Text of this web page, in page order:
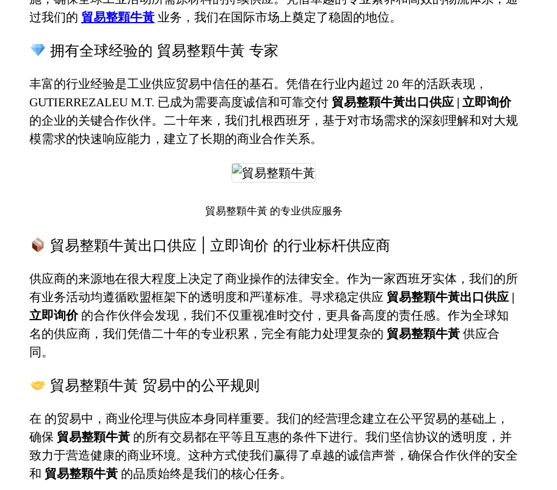
过我们的 貿易整顆牛黃 业务，我们在国际市场上奠定了稳固的地位。
拥有全球经验的 貿易整顆牛黃 专家
丰富的行业经验是工业供应贸易中信任的基石。凭借在行业内超过 20 年的活跃表现，
GUTIERREZALEU M.T. 已成为需要高度诚信和可靠交付 貿易整顆牛黃出口供应 | 立即询价
的企业的关键合作伙伴。二十年来，我们扎根西班牙，基于对市场需求的深刻理解和对大规
模需求的快速响应能力，建立了长期的商业合作关系。
貿易整顆牛黃 的专业供应服务
貿易整顆牛黃出口供应 | 立即询价 的行业标杆供应商
供应商的来源地在很大程度上决定了商业操作的法律安全。作为一家西班牙实体，我们的所
有业务活动均遵循欧盟框架下的透明度和严谨标准。寻求稳定供应 貿易整顆牛黃出口供应 |
立即询价的合作伙伴会发现，我们不仅重视准时交付，更具备高度的责任感。作为全球知
名的供应商，我们凭借二十年的专业积累，完全有能力处理复杂的 貿易整顆牛黃 供应合
同。
貿易整顆牛黃 贸易中的公平规则
在 的贸易中，商业伦理与供应本身同样重要。我们的经营理念建立在公平贸易的基础上，
确保 貿易整顆牛黃 的所有交易都在平等且互惠的条件下进行。我们坚信协议的透明度，并
致力于营造健康的商业环境。这种方式使我们赢得了卓越的诚信声誉，确保合作伙伴的安全
和 貿易整顆牛黃 的品质始终是我们的核心任务。